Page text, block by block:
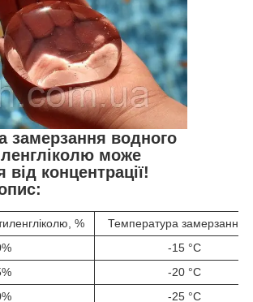
замерзання водного
може
від концентрації!
%
Температура замерзання,
-15 °C
-20 °C
-25 °C